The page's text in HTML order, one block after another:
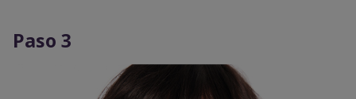
Paso 3